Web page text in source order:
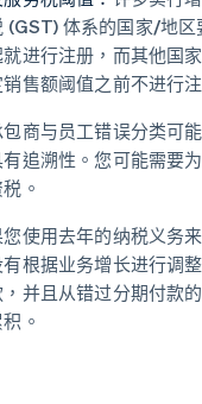
(GST) 体系的国家/地区
进行注册，而其他国
售额阈值之前不进行注
商与员工错误分类可
追溯性。您可能需要
。
使用去年的纳税义务
根据业务增长进行调
并且从错过分期付款
。